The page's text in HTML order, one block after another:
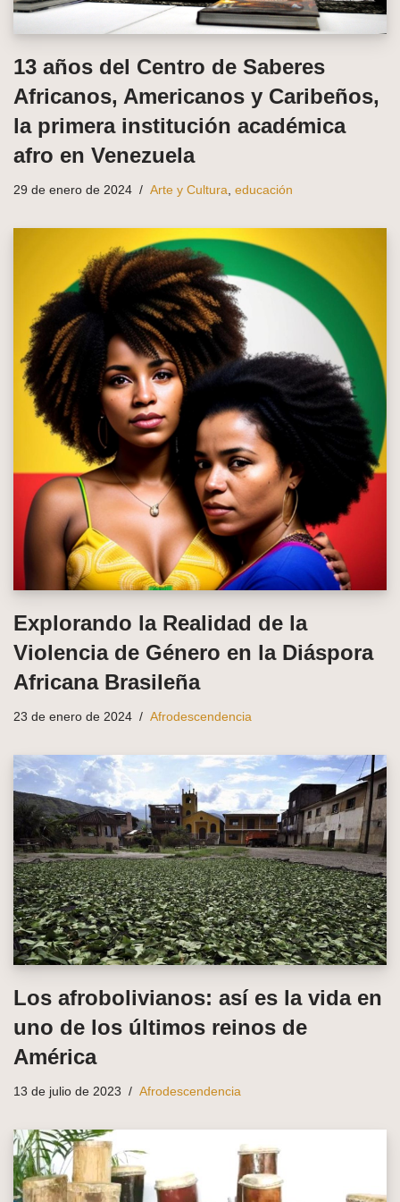
13 años del Centro de Saberes
Africanos, Americanos y Caribeños,
la primera institución académica
afro en Venezuela
29 de enero de 2024 Arte y Cultura educación
Explorando la Realidad de la
Violencia de Género en la Diáspora
Africana Brasileña
23 de enero de 2024 Afrodescendencia
Los afrobolivianos: así es la vida en
uno de los últimos reinos de
América
13 de julio de 2023 Afrodescendencia